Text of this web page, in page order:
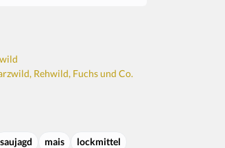
Rehwild, Fuchs und Co.
saujagd mais
lockmittel